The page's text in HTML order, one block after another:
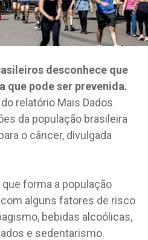
desconhece que
que pode ser prevenida.
relatório Mais Dados
da população brasileira
o câncer, divulgada
forma a população
alguns fatores de risco
bebidas alcoólicas,
e sedentarismo.